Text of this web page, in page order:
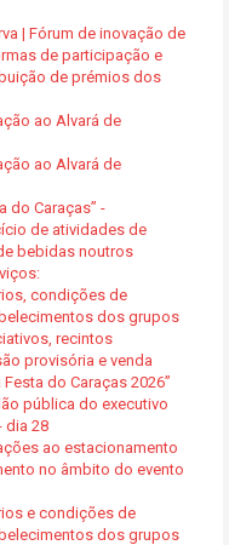
| Fórum de inovação de
de participação e
de prémios dos
ao Alvará de
ao Alvará de
do Caraças” -
de atividades de
bebidas noutros
condições de
dos grupos
recintos
provisória e venda
do Caraças 2026”
pública do executivo
dia 28
ao estacionamento
no âmbito do evento
e condições de
dos grupos